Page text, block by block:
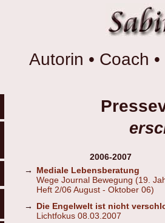
Autorin • Coach
2006-2007
→
Mediale Lebensberatung
Wege Journal Bewegung (19.
Heft 2/06 August - Oktober 06)
→
Die Engelwelt ist nicht
Lichtfokus 08.03.2007